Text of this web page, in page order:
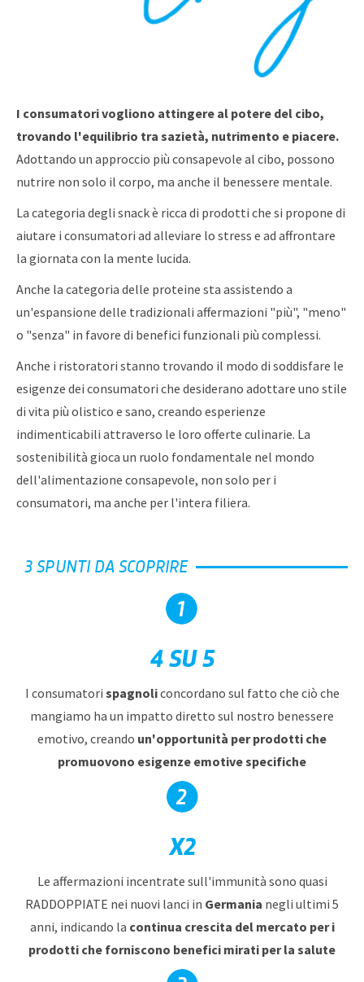
I consumatori vogliono attingere al potere del cibo,
trovando l'equilibrio tra sazietà, nutrimento e piacere.
Adottando un approccio più consapevole al cibo, possono
nutrire non solo il corpo, ma anche il benessere mentale.
La categoria degli snack è ricca di prodotti che si propone di
aiutare i consumatori ad alleviare lo stress e ad affrontare
la giornata con la mente lucida.
Anche la categoria delle proteine ​​sta assistendo a
un'espansione delle tradizionali affermazioni "più", "meno"
o "senza" in favore di benefici funzionali più complessi.
Anche i ristoratori stanno trovando il modo di soddisfare le
esigenze dei consumatori che desiderano adottare uno stile
di vita più olistico e sano, creando esperienze
indimenticabili attraverso le loro offerte culinarie. La
sostenibilità gioca un ruolo fondamentale nel mondo
dell'alimentazione consapevole, non solo per i
consumatori, ma anche per l'intera filiera.
3 SPUNTI DA SCOPRIRE
4 SU 5
I consumatori spagnoliconcordano sul fatto che ciò che
mangiamo ha un impatto diretto sul nostro benessere
emotivo, creando un'opportunità per prodotti che
promuovono esigenze emotive specifiche
X2
Le affermazioni incentrate sull'immunità sono quasi
RADDOPPIATE nei nuovi lanci in Germania negli ultimi 5
anni, indicando la continua crescita del mercato per i
prodotti che forniscono benefici mirati per la salute